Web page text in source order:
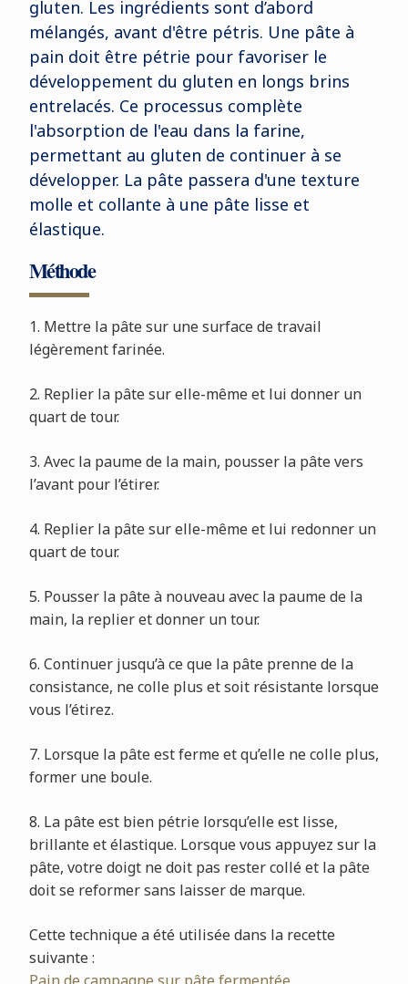
gluten. Les ingrédients sont d’abord
mélangés, avant d'être pétris. Une pâte à
pain doit être pétrie pour favoriser le
développement du gluten en longs brins
entrelacés. Ce processus complète
l'absorption de l'eau dans la farine,
permettant au gluten de continuer à se
développer. La pâte passera d'une texture
molle et collante à une pâte lisse et
élastique.
Méthode
1. Mettre la pâte sur une surface de travail
légèrement farinée.
2. Replier la pâte sur elle-même et lui donner un
quart de tour.
3. Avec la paume de la main, pousser la pâte vers
l’avant pour l’étirer.
4. Replier la pâte sur elle-même et lui redonner un
quart de tour.
5. Pousser la pâte à nouveau avec la paume de la
main, la replier et donner un tour.
6. Continuer jusqu’à ce que la pâte prenne de la
consistance, ne colle plus et soit résistante lorsque
vous l’étirez.
7. Lorsque la pâte est ferme et qu’elle ne colle plus,
former une boule.
8. La pâte est bien pétrie lorsqu’elle est lisse,
brillante et élastique. Lorsque vous appuyez sur la
pâte, votre doigt ne doit pas rester collé et la pâte
doit se reformer sans laisser de marque.
Cette technique a été utilisée dans la recette
suivante :